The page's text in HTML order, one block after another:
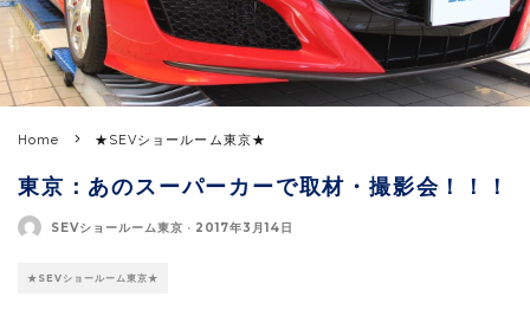
Home ★SEVショールーム東京★
東京：あのスーパーカーで取材・撮影会！！！
SEVショールーム東京 · 2017年3月14日
★SEVショールーム東京★